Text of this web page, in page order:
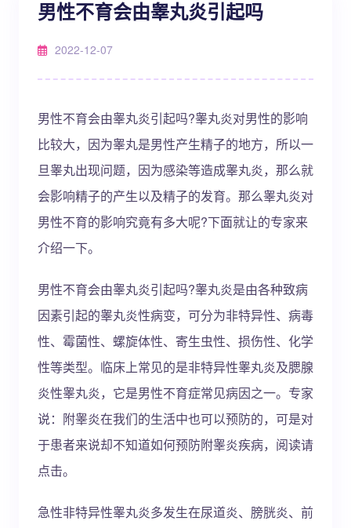
男性不育会由睾丸炎引起吗
2022-12-07
男性不育会由睾丸炎引起吗?睾丸炎对男性的影响
比较大，因为睾丸是男性产生精子的地方，所以一
旦睾丸出现问题，因为感染等造成睾丸炎，那么就
会影响精子的产生以及精子的发育。那么睾丸炎对
男性不育的影响究竟有多大呢?下面就让的专家来
介绍一下。
男性不育会由睾丸炎引起吗?睾丸炎是由各种致病
因素引起的睾丸炎性病变，可分为非特异性、病毒
性、霉菌性、螺旋体性、寄生虫性、损伤性、化学
性等类型。临床上常见的是非特异性睾丸炎及腮腺
炎性睾丸炎，它是男性不育症常见病因之一。专家
说：附睾炎在我们的生活中也可以预防的，可是对
于患者来说却不知道如何预防附睾炎疾病，阅读请
点击。
急性非特异性睾丸炎多发生在尿道炎、膀胱炎、前